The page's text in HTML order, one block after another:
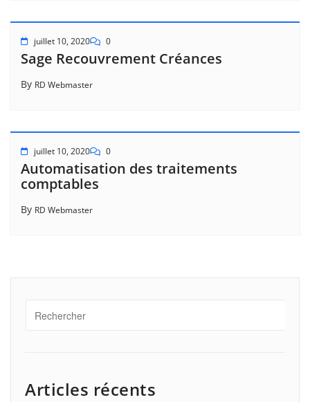
juillet 10, 2020 0
Sage Recouvrement Créances
By RD Webmaster
juillet 10, 2020 0
Automatisation des traitements
comptables
By RD Webmaster
Articles récents